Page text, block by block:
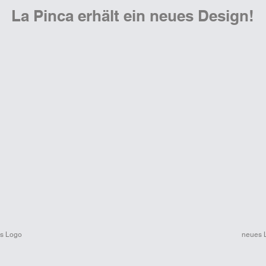
La Pinca erhält ein neues Design!
Logo neues